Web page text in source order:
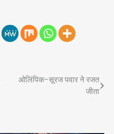
ओलिंपिक-सूरज पवार ने रजत
जीता